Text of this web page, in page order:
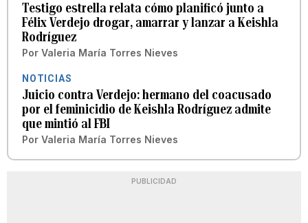
Testigo estrella relata cómo planificó junto a
Félix Verdejo drogar, amarrar y lanzar a Keishla
Rodríguez
Por Valeria María Torres Nieves
NOTICIAS
Juicio contra Verdejo: hermano del coacusado
por el feminicidio de Keishla Rodríguez admite
que mintió al FBI
Por Valeria María Torres Nieves
PUBLICIDAD